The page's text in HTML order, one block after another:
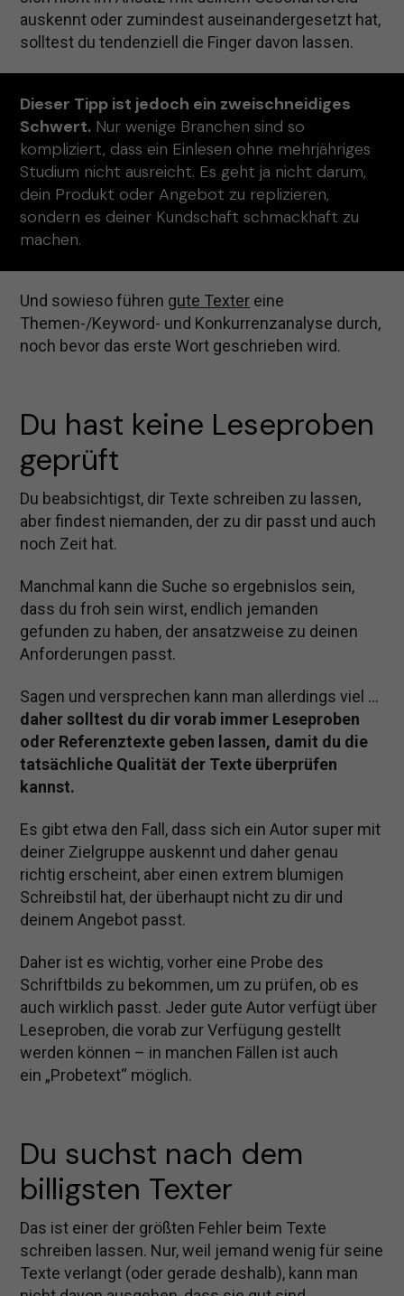
auskennt oder zumindest auseinandergesetzt hat,
solltest du tendenziell die Finger davon lassen.
Dieser Tipp ist jedoch ein zweischneidiges
Schwert. Nur wenige Branchen sind so
kompliziert, dass ein Einlesen ohne mehrjähriges
Studium nicht ausreicht. Es geht ja nicht darum,
dein Produkt oder Angebot zu replizieren,
sondern es deiner Kundschaft schmackhaft zu
machen.
Und sowieso führen gute Texter eine
Themen-/Keyword- und Konkurrenzanalyse durch,
noch bevor das erste Wort geschrieben wird.
Du hast keine Leseproben
geprüft
Du beabsichtigst, dir Texte schreiben zu lassen,
aber findest niemanden, der zu dir passt und auch
noch Zeit hat.
Manchmal kann die Suche so ergebnislos sein,
dass du froh sein wirst, endlich jemanden
gefunden zu haben, der ansatzweise zu deinen
Anforderungen passt.
Sagen und versprechen kann man allerdings viel …
daher solltest du dir vorab immer Leseproben
oder Referenztexte geben lassen, damit du die
tatsächliche Qualität der Texte überprüfen
kannst.
Es gibt etwa den Fall, dass sich ein Autor super mit
deiner Zielgruppe auskennt und daher genau
richtig erscheint, aber einen extrem blumigen
Schreibstil hat, der überhaupt nicht zu dir und
deinem Angebot passt.
Daher ist es wichtig, vorher eine Probe des
Schriftbilds zu bekommen, um zu prüfen, ob es
auch wirklich passt. Jeder gute Autor verfügt über
Leseproben, die vorab zur Verfügung gestellt
werden können – in manchen Fällen ist auch
ein „Probetext“ möglich.
Du suchst nach dem
billigsten Texter
Das ist einer der größten Fehler beim Texte
schreiben lassen. Nur, weil jemand wenig für seine
Texte verlangt (oder gerade deshalb), kann man